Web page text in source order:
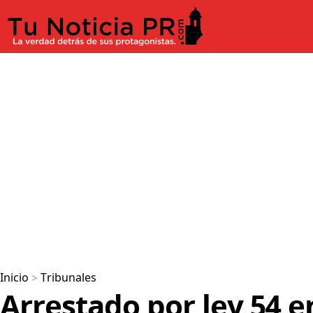
Inicio > Tribunales